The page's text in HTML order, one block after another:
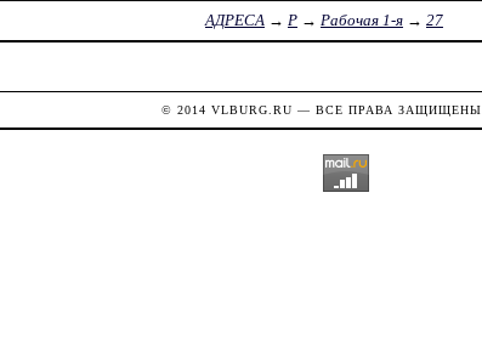
АДРЕСА→ Р→ Рабочая 1-я→ 27
© 2014 VLBURG.RU — ВСЕ ПРАВА ЗАЩИЩЕНЫ.